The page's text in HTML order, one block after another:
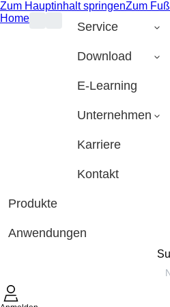
Zum Hauptinhalt springenZum
Home
Service
Download
E-Learning
Unternehmen
Karriere
Kontakt
Produkte
Anwendungen